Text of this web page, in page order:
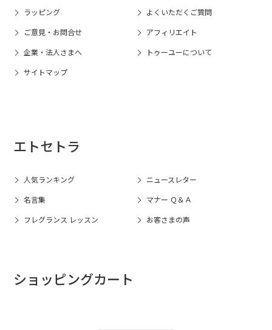
ラッピング よくいただくご質問
ご意見・お問合せ アフィリエイト
企業・法人さまへ トゥーユーについて
サイトマップ
エトセトラ
人気ランキング ニュースレター
名言集 マナー Ｑ＆Ａ
フレグランス レッスン お客さまの声
ショッピングカート